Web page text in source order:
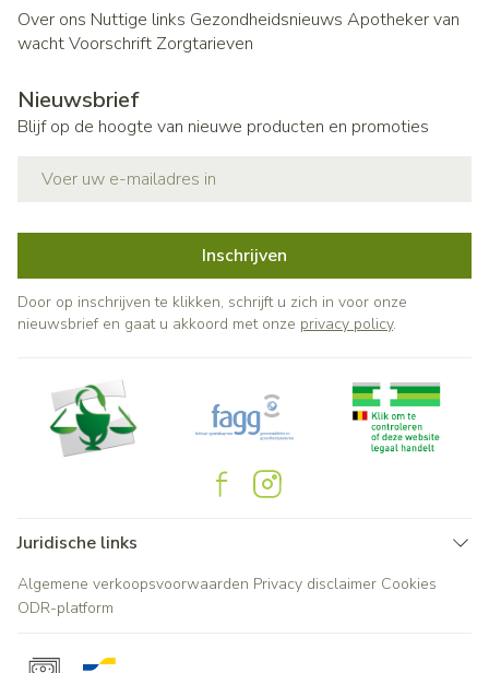
Over ons Nuttige links Gezondheidsnieuws Apotheker van
wachtVoorschrift Zorgtarieven
Nieuwsbrief
Blijf op de hoogte van nieuwe producten en promoties
Inschrijven
Door op inschrijven te klikken, schrijft u zich in voor onze
nieuwsbrief en gaat u akkoord met onze privacy policy.
Juridische links
Algemene verkoopsvoorwaarden Privacy disclaimer Cookies
ODR-platform